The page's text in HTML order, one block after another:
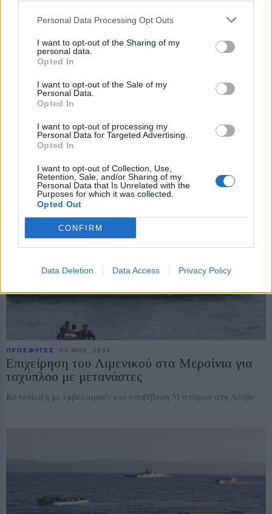
Personal Data Processing Opt Outs
I want to opt-out of the Sharing of my
personal data.
Opted In
I want to opt-out of the Sale of my
Personal Data.
Opted In
I want to opt-out of processing my
Personal Data for Targeted Advertising.
Opted In
I want to opt-out of Collection, Use,
Retention, Sale, and/or Sharing of my
Personal Data that Is Unrelated with the
Purposes for which it was collected.
Opted Out
CONFIRM
Data Deletion Data Access Privacy Policy
σχεδιασμό που αγνοεί θεσμούς, περιβάλλον και κοινωνία
Σουδανοί πρόσφυγες στην πλατεία Σαπφούς
της Μυτιλήνης
Πραγματοποίησαν συγκέντρωση διαμαρτυρίας και ζήτησαν να
σταματήσει ο εμφύλιος πόλεμος στην χώρας τους και η γενοκτονία
που συντελείται εκεί
ΠΡΟΣΦΥΓΕΣ 05 ΝΟE, 2025
Επιχείρηση του Λιμενικού στα Μερσίνια για
ταχύπλοο με μετανάστες
Καταδίωξη με εμβολισμούς και αποβίβαση 51 ατόμων στη Λέσβο